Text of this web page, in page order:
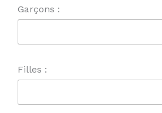
Garçons :
Filles :